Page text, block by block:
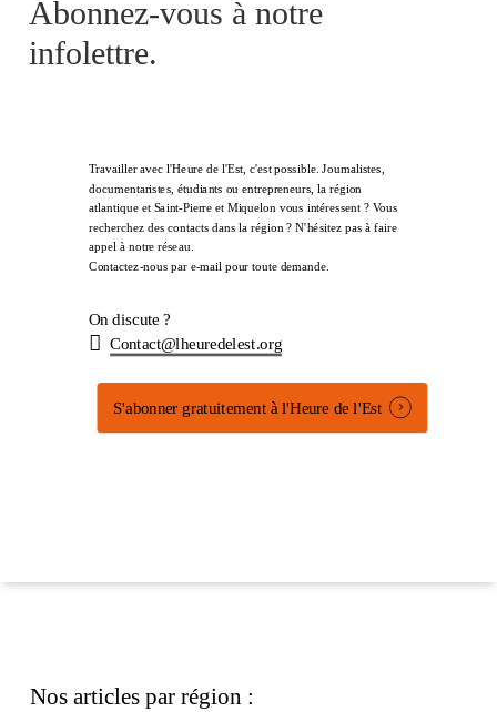
Abonnez-vous à notre
infolettre.
Travailler avec l'Heure de l'Est, c'est possible. Journalistes,
documentaristes, étudiants ou entrepreneurs, la région
atlantique et Saint-Pierre et Miquelon vous intéressent ? Vous
recherchez des contacts dans la région ? N'hésitez pas à faire
appel à notre réseau.
Contactez-nous par e-mail pour toute demande.
On discute ?
Contact@lheuredelest.org
S'abonner gratuitement à l'Heure de l'Est
Nos articles par région :